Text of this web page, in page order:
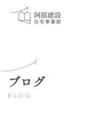
ブログ